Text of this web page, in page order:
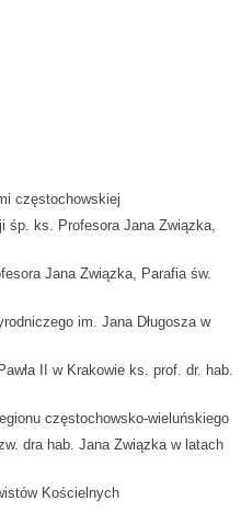
częstochowskiej
śp. ks. Profesora Jana Związka,
Jana Związka, Parafia św.
im. Jana Długosza w
II w Krakowie ks. prof. dr. hab.
częstochowsko-wieluńskiego
dra hab. Jana Związka w latach
Kościelnych